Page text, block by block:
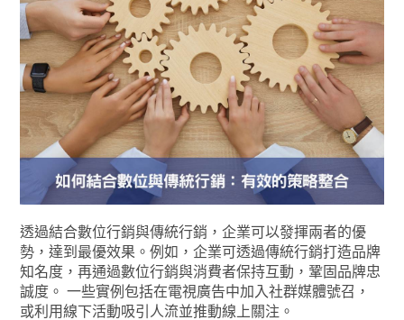
透過結合數位行銷與傳統行銷，企業可以發揮兩者的優
勢，達到最優效果。例如，企業可透過傳統行銷打造品牌
知名度，再通過數位行銷與消費者保持互動，鞏固品牌忠
誠度。 一些實例包括在電視廣告中加入社群媒體號召，
或利用線下活動吸引人流並推動線上關注。